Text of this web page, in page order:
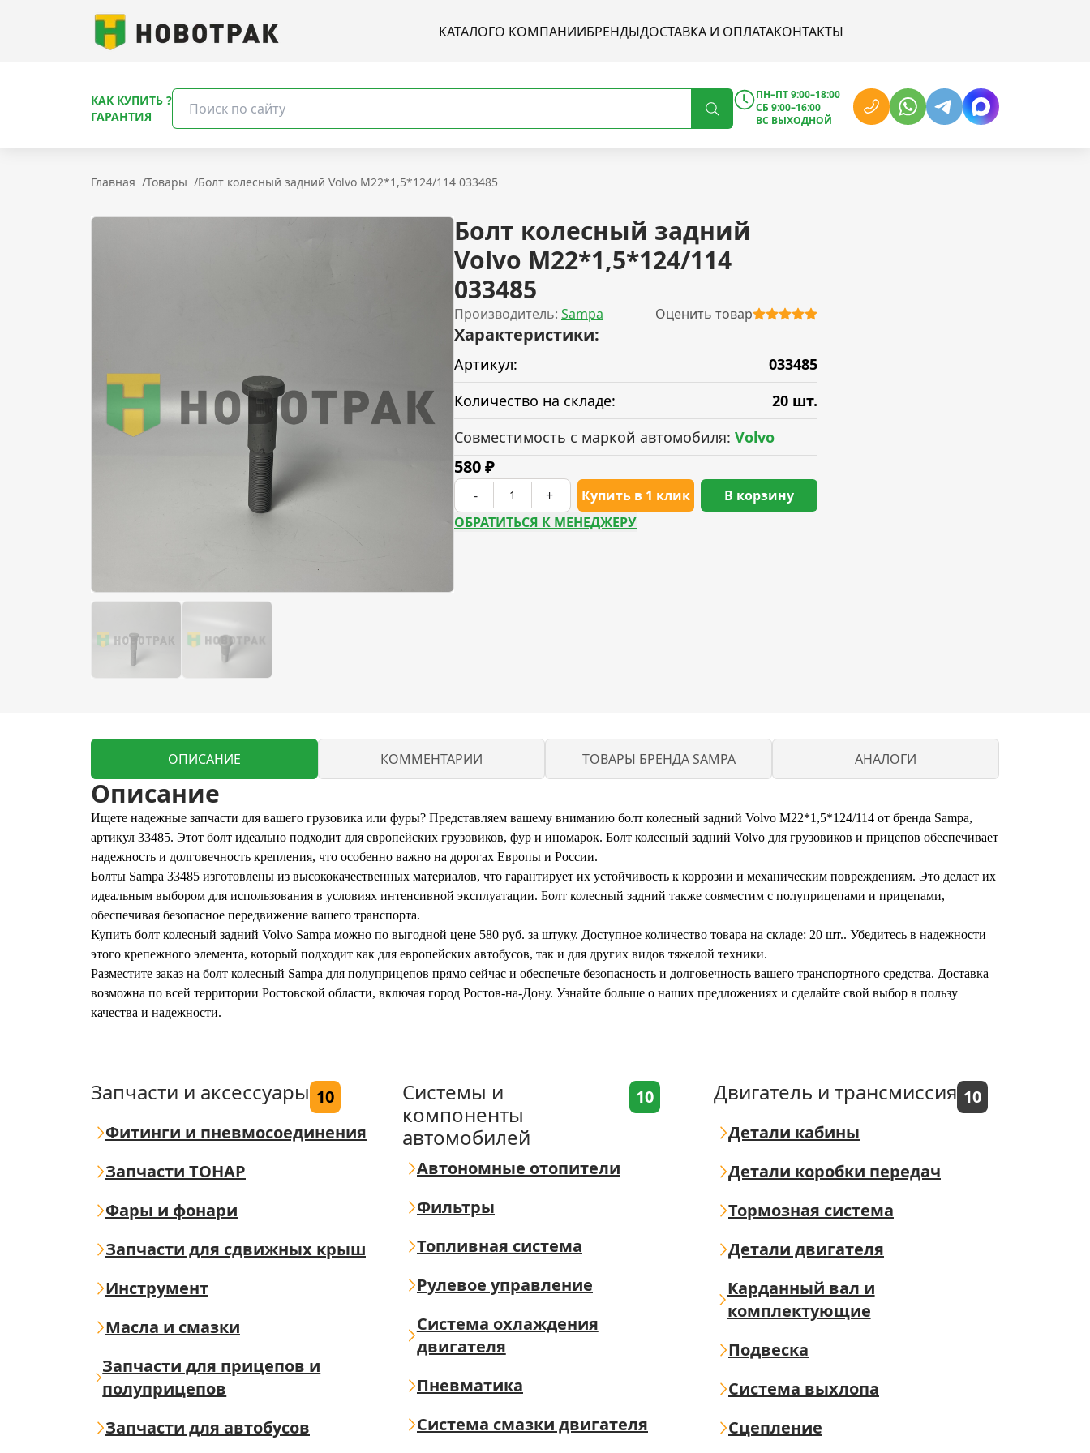
КАТАЛОГО КОМПАНИИБРЕНДЫДОСТАВКА И ОПЛАТАКОНТАКТЫ
КАК КУПИТЬ ?
ГАРАНТИЯ
ПН–ПТ 9:00–18:00
СБ 9:00–16:00
ВС ВЫХОДНОЙ
Главная /Товары /Болт колесный задний Volvo М22*1,5*124/114 033485
Болт колесный задний
Volvo М22*1,5*124/114
033485
Производитель: Sampa Оценить товар
Характеристики:
Артикул:
033485
Количество на складе:
20 шт.
Совместимость с маркой автомобиля: Volvo
580₽
- + Купить в 1 клик
В корзину
ОБРАТИТЬСЯ К МЕНЕДЖЕРУ
ОПИСАНИЕ КОММЕНТАРИИ ТОВАРЫ БРЕНДА SAMPA АНАЛОГИ
Описание
Ищете надежные запчасти для вашего грузовика или фуры? Представляем вашему вниманию болт колесный задний Volvo М22*1,5*124/114 от бренда Sampa,
артикул 33485. Этот болт идеально подходит для европейских грузовиков, фур и иномарок. Болт колесный задний Volvo для грузовиков и прицепов обеспечивает
надежность и долговечность крепления, что особенно важно на дорогах Европы и России.
Болты Sampa 33485 изготовлены из высококачественных материалов, что гарантирует их устойчивость к коррозии и механическим повреждениям. Это делает их
идеальным выбором для использования в условиях интенсивной эксплуатации. Болт колесный задний также совместим с полуприцепами и прицепами,
обеспечивая безопасное передвижение вашего транспорта.
Купить болт колесный задний Volvo Sampa можно по выгодной цене 580 руб. за штуку. Доступное количество товара на складе: 20 шт.. Убедитесь в надежности
этого крепежного элемента, который подходит как для европейских автобусов, так и для других видов тяжелой техники.
Разместите заказ на болт колесный Sampa для полуприцепов прямо сейчас и обеспечьте безопасность и долговечность вашего транспортного средства. Доставка
возможна по всей территории Ростовской области, включая город Ростов-на-Дону. Узнайте больше о наших предложениях и сделайте свой выбор в пользу
качества и надежности.
Запчасти и аксессуары 10
Фитинги и пневмосоединения
Запчасти ТОНАР
Фары и фонари
Запчасти для сдвижных крыш
Инструмент
Масла и смазки
Запчасти для прицепов и
полуприцепов
Запчасти для автобусов
Системы и
компоненты
автомобилей
10
Автономные отопители
Фильтры
Топливная система
Рулевое управление
Система охлаждения
двигателя
Пневматика
Система смазки двигателя
Двигатель и трансмиссия 10
Детали кабины
Детали коробки передач
Тормозная система
Детали двигателя
Карданный вал и
комплектующие
Подвеска
Система выхлопа
Сцепление